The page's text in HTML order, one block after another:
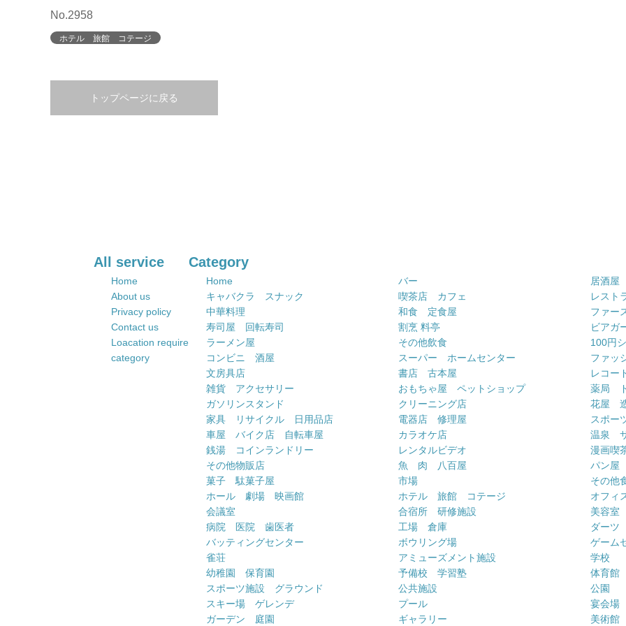
No.2958
ホテル 旅館 コテージ
トップページに戻る
All service
Home
About us
Privacy policy
Contact us
Loacation require
category
Category
Home バー
居酒屋
キャバクラ スナック
喫茶店 カフェ
レスト
中華料理
和食 定食屋
ファー
寿司屋 回転寿司
割烹 料亭
ビアガ
ラーメン屋
その他飲食
100円
コンビニ 酒屋
スーパー ホームセンター
ファッ
文房具店
書店 古本屋
レコー
雑貨 アクセサリー
おもちゃ屋 ペットショップ
薬局
ガソリンスタンド
クリーニング店
花屋
家具 リサイクル 日用品店
電器店 修理屋
スポー
車屋 バイク店 自転車屋
カラオケ店
温泉
銭湯 コインランドリー
レンタルビデオ
漫画喫
その他物販店
魚 肉 八百屋
パン屋
菓子 駄菓子屋
市場
その他
ホール 劇場 映画館
ホテル 旅館 コテージ
オフィ
会議室
合宿所 研修施設
美容室
病院 医院 歯医者
工場 倉庫
ダーツ
バッティングセンター
ボウリング場
ゲーム
雀荘
アミューズメント施設
学校
幼稚園 保育園
予備校 学習塾
体育館
スポーツ施設 グラウンド
公共施設
公園
スキー場 ゲレンデ
プール
宴会場
ガーデン 庭園
ギャラリー 美術館